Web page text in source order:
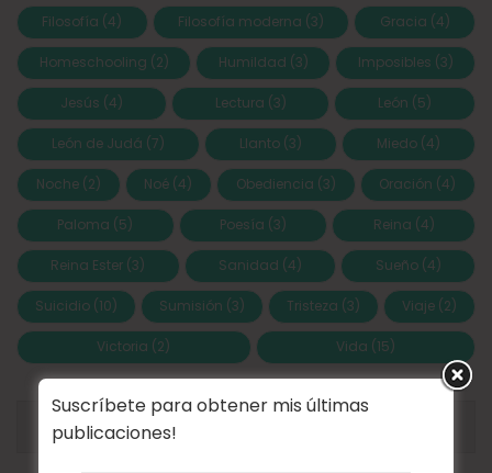
Filosofía (4) Filosofía moderna (3) Gracia (4)
Homeschooling (2) Humildad (3) Imposibles (3)
Jesús (4) Lectura (3) León (5)
León de Judá (7) Llanto (3) Miedo (4)
Noche(2) Noé (4) Obediencia (3) Oración (4)
Paloma (5) Poesía (3) Reina (4)
Reina Ester (3) Sanidad (4) Sueño(4)
Suicidio (10) Sumisión (3) Tristeza (3) Viaje (2)
Victoria (2) Vida (15)
Suscríbete para obtener mis últimas
publicaciones!